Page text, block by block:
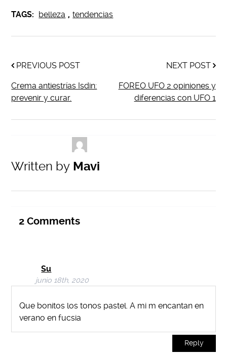
TAGS: belleza , tendencias
PREVIOUS POST
Crema antiestrías Isdin:
prevenir y curar.
NEXT POST
FOREO UFO 2 opiniones y
diferencias con UFO 1
Written by Mavi
2 Comments
Su
junio 18th, 2020
Que bonitos los tonos pastel. A mi m encantan en
verano en fucsia
Reply